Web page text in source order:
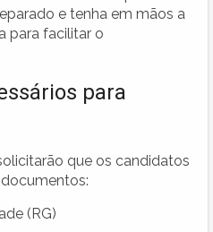
e tenha em mãos a
para facilitar o
para
que os candidatos
(RG)